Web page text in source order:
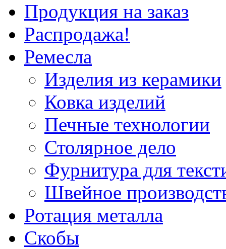
Продукция на заказ
Распродажа!
Ремесла
Изделия из керамики
Ковка изделий
Печные технологии
Столярное дело
Фурнитура для
Швейное
Ротация металла
Скобы